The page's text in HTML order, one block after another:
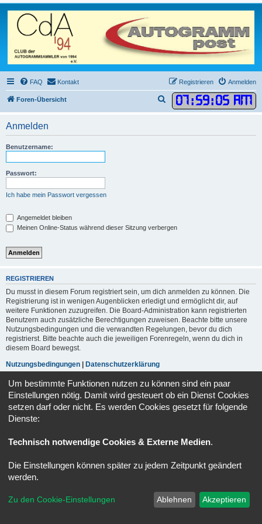
FAQ Kontakt Anmelden
Registrieren
Foren-Übersicht 07:59:05 AM
u
Anmelden
Benutzername:
Passwort:
Ich habe mein Passwort vergessen
Angemeldet bleiben
Meinen Online-Status während dieser Sitzung verbergen
REGISTRIEREN
Du musst in diesem Forum registriert sein, um dich anmelden zu können. Die
Registrierung ist in wenigen Augenblicken erledigt und ermöglicht dir, auf
weitere Funktionen zuzugreifen. Die Board-Administration kann registrierten
Benutzern auch zusätzliche Berechtigungen zuweisen. Beachte bitte unsere
Nutzungsbedingungen und die verwandten Regelungen, bevor du dich
registrierst. Bitte beachte auch die jeweiligen Forenregeln, wenn du dich in
diesem Board bewegst.
Nutzungsbedingungen
Datenschutzerklärung
Registrieren
Foren-Übersicht
Powered byphpBB® Forum Software © phpBB Limited
Datenschutz
|Nutzungsbedingungen
Um bestimmte Funktionen nutzen zu können sind ein paar
Einstellungen nötig. Damit wird gesteuert ob ein Dienst Cookies
setzen darf oder nicht. Es werden Cookies gesetzt für folgende
Dienste:
Technisch notwendige Cookies & Externe Medien.
Die Einstellungen können später zu jedem Zeitpunkt geändert
werden.
Zu den Cookie-Einstellungen Ablehnen Akzeptieren